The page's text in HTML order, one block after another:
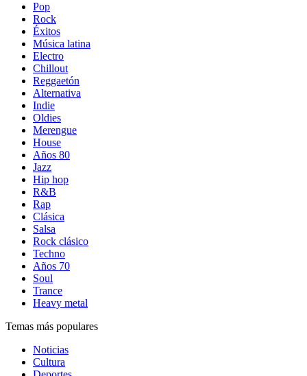
Pop
Rock
Éxitos
Música latina
Electro
Chillout
Reggaetón
Alternativa
Indie
Oldies
Merengue
House
Años 80
Jazz
Hip hop
R&B
Rap
Clásica
Salsa
Rock clásico
Techno
Años 70
Soul
Trance
Heavy metal
Temas más populares
Noticias
Cultura